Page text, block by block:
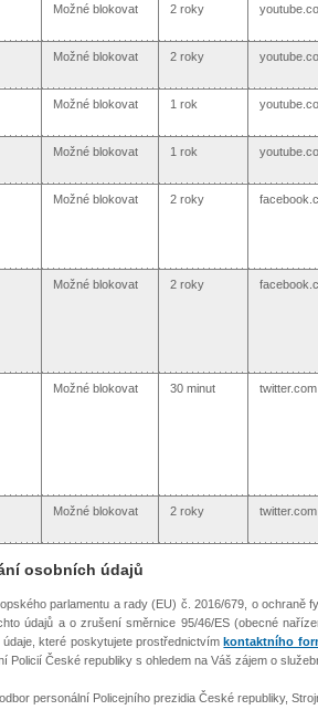
Možné blokovat 2 roky
Možné blokovat 2 roky
Možné blokovat 1 rok
Možné blokovat 1 rok
Možné blokovat 2 roky
Možné blokovat 2 roky
Možné blokovat 30 minut twitter.com
Možné blokovat 2 roky twitter.com
osobních údajů
parlamentu a rady (EU) č. 2016/679, o
údajů a o zrušení směrnice 95/46/ES (obecné
které poskytujete prostřednictvím kontaktního
Policií České republiky s ohledem na Váš zájem o
personální Policejního prezidia České republiky,